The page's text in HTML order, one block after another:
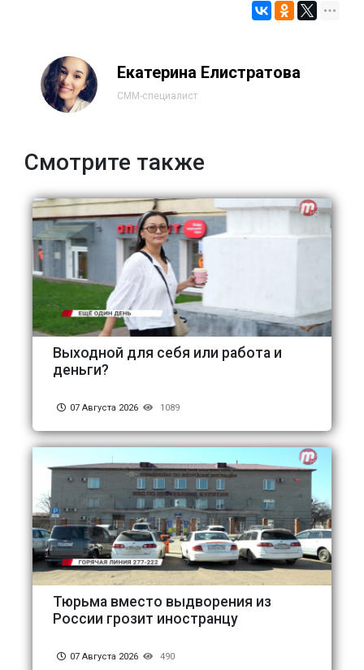
Екатерина Елистратова
СММ-специалист
Смотрите также
Выходной для себя или работа и
деньги?
07 Августа 2026 1089
Тюрьма вместо выдворения из
России грозит иностранцу
07 Августа 2026 490